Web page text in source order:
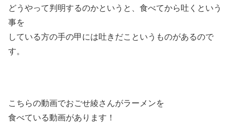
どうやって判明するのかというと、食べてから吐くという
事を
している方の手の甲には吐きだこというものがあるので
す。
こちらの動画でおごせ綾さんがラーメンを
食べている動画があります！